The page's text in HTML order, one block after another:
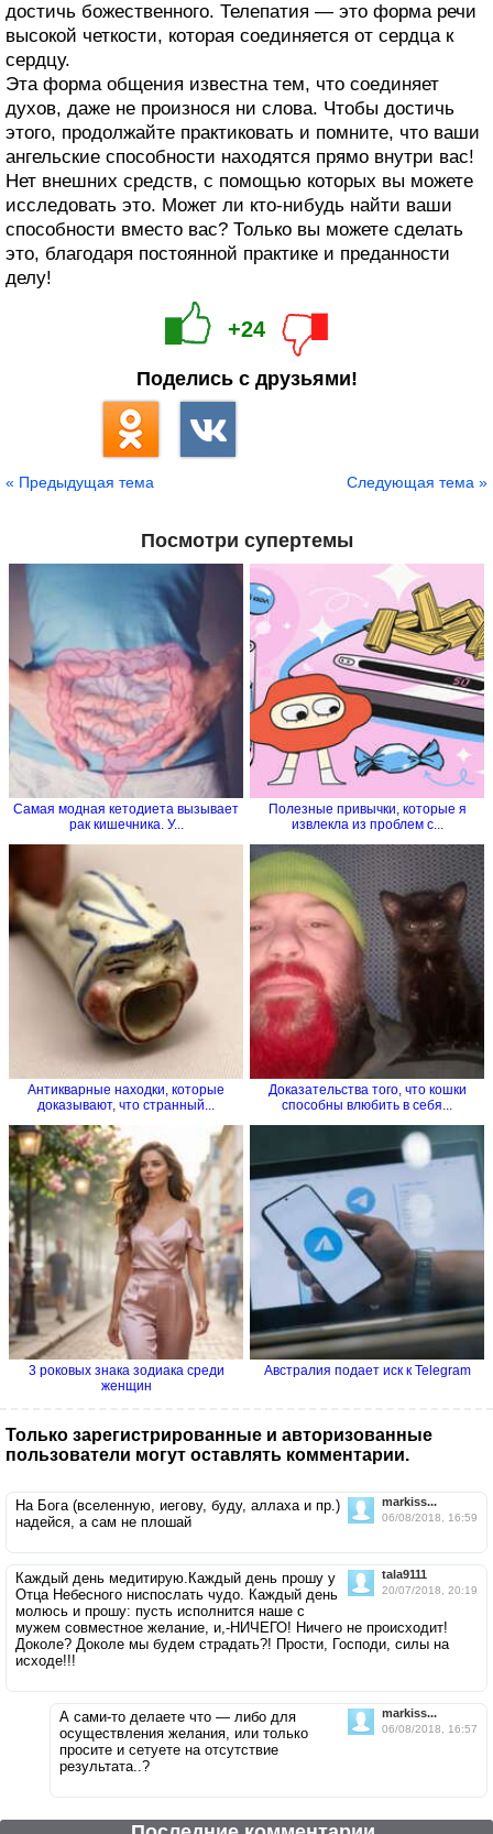
достичь божественного. Телепатия — это форма речи
высокой четкости, которая соединяется от сердца к
сердцу.
Эта форма общения известна тем, что соединяет
духов, даже не произнося ни слова. Чтобы достичь
этого, продолжайте практиковать и помните, что ваши
ангельские способности находятся прямо внутри вас!
Нет внешних средств, с помощью которых вы можете
исследовать это. Может ли кто-нибудь найти ваши
способности вместо вас? Только вы можете сделать
это, благодаря постоянной практике и преданности
делу!
+24
Поделись с друзьями!
« Предыдущая тема Следующая тема »
Посмотри супертемы
Самая модная кетодиета вызывает
рак кишечника. У...
Полезные привычки, которые я
извлекла из проблем с...
Антикварные находки, которые
доказывают, что странный...
Доказательства того, что кошки
способны влюбить в себя...
3 роковых знака зодиака среди
женщин
Австралия подает иск к Telegram
Только зарегистрированные и авторизованные
пользователи могут оставлять комментарии.
markiss...
06/08/2018, 16:59
На Бога (вселенную, иегову, буду, аллаха и пр.)
надейся, а сам не плошай
tala9111
20/07/2018, 20:19
Каждый день медитирую.Каждый день прошу у
Отца Небесного ниспослать чудо. Каждый день
молюсь и прошу: пусть исполнится наше с
мужем совместное желание, и,-НИЧЕГО! Ничего не происходит!
Доколе? Доколе мы будем страдать?! Прости, Господи, силы на
исходе!!!
markiss...
06/08/2018, 16:57
А сами-то делаете что — либо для
осуществления желания, или только
просите и сетуете на отсутствие
результата..?